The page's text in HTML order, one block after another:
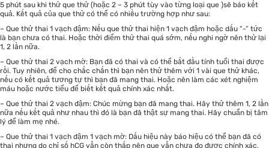
5 phút sau khi thử que thử (hoặc 2 – 3 phút tùy vào từng loại que )sẽ báo kết
quả. Kết quả của que thử có thể có nhiều trường hợp như sau:
– Que thử thai 1 vạch đậm: Nếu que thử thai hiện 1 vạch đậm hoặc dấu “-” tức
là bạn chưa có thai. Hoặc thời điểm thử thai quá sớm, nếu nghi ngờ nên thử lại
1, 2 lần nữa.
– Que thử thai 2 vạch mờ: Bạn đã có thai và có thể bắt đầu tính tuổi thai được
rồi. Tuy nhiên, để cho chắc chắn thì bạn nên thử thêm với 1 vài que thử khác,
nếu có kết quả tương tự thì bạn đã mang thai. Hoặc nên làm các xét nghiệm
máu hoặc nước tiểu để biết kết quả chính xác nhất.
– Que thử thai 2 vạch đậm: Chúc mừng bạn đã mang thai. Hãy thử thêm 1, 2 lần
nữa nếu kết quả như nhau thì đó là bạn đã thật sự mang thai. Hãy chuẩn bị tâm
lý để làm mẹ nhé.
– Que thử thai 1 vạch đậm 1 vạch mờ: Dấu hiệu này báo hiệu có thể bạn đã có
thai nhưng do chỉ số hCG vẫn còn thấp nên que vẫn chưa đo được chính xác.